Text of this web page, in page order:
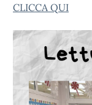
CLICCA QUI